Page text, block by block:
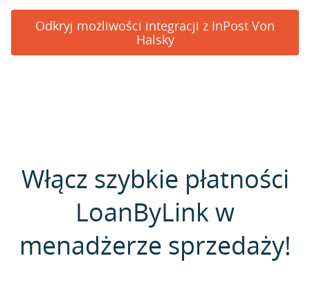
Odkryj możliwości integracji z InPost Von
Halsky
Włącz szybkie płatności
LoanByLink w
menadżerze sprzedaży!